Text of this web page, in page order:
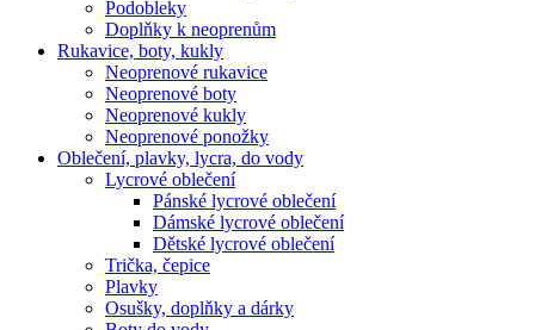
Podobleky
Doplňky k neoprenům
Rukavice, boty, kukly
Neoprenové rukavice
Neoprenové boty
Neoprenové kukly
Neoprenové ponožky
Oblečení, plavky, lycra, do vody
Lycrové oblečení
Pánské lycrové oblečení
Dámské lycrové oblečení
Dětské lycrové oblečení
Trička, čepice
Plavky
Osušky, doplňky a dárky